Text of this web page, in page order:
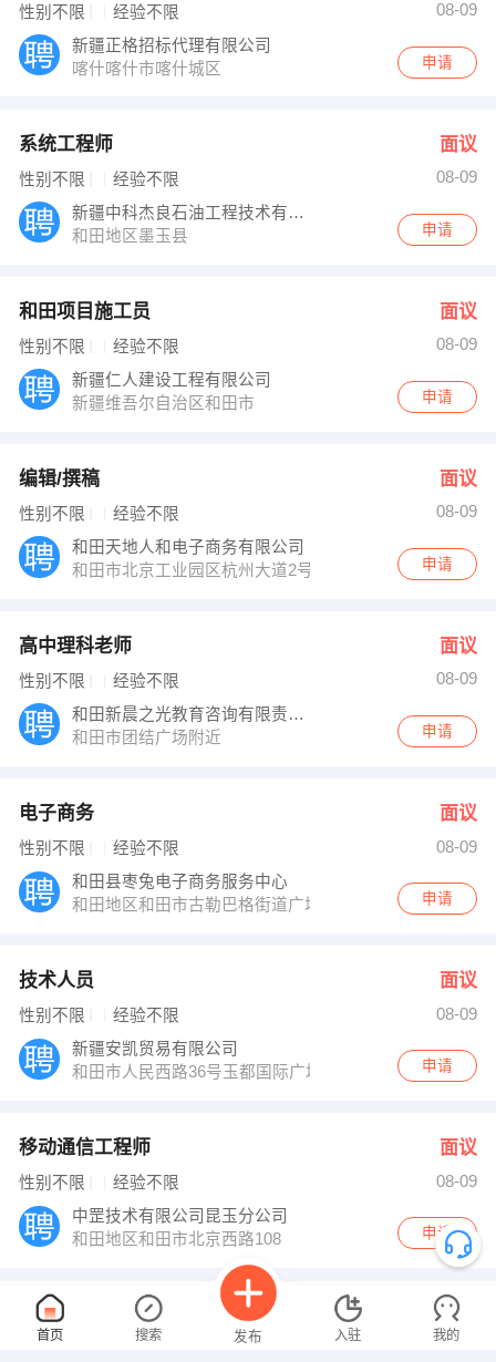
性别不限 经验不限
08-09
新疆正格招标代理有限公司
喀什喀什市喀什城区
申请
系统工程师 面议
性别不限 经验不限
08-09
新疆中科杰良石油工程技术有限公司
和田地区墨玉县
申请
和田项目施工员 面议
性别不限 经验不限
08-09
新疆仁人建设工程有限公司
新疆维吾尔自治区和田市
申请
编辑/撰稿 面议
性别不限 经验不限
08-09
和田天地人和电子商务有限公司
和田市北京工业园区杭州大道2号浙江中学对面
申请
高中理科老师 面议
性别不限 经验不限
08-09
和田新晨之光教育咨询有限责任公司
和田市团结广场附近
申请
电子商务 面议
性别不限 经验不限
08-09
和田县枣兔电子商务服务中心
和田地区和田市古勒巴格街道广场东路
申请
技术人员 面议
性别不限 经验不限
08-09
新疆安凯贸易有限公司
和田市人民西路36号玉都国际广场银座
申请
移动通信工程师 面议
性别不限 经验不限
08-09
中罡技术有限公司昆玉分公司
和田地区和田市北京西路108
申请
软件工程师 面议
首页 搜索 发布 入驻 我的